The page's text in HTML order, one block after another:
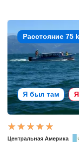
Расстояние 75
Я был там
Центральная Америка